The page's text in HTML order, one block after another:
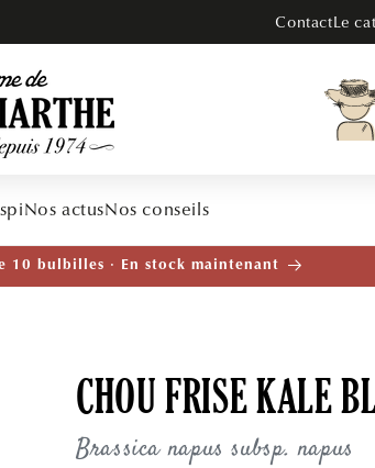
ContactLe
Nos actusNos conseils
10 bulbilles · En stock maintenant
CHOU FRISE KALE
Brassica napus subsp. napus